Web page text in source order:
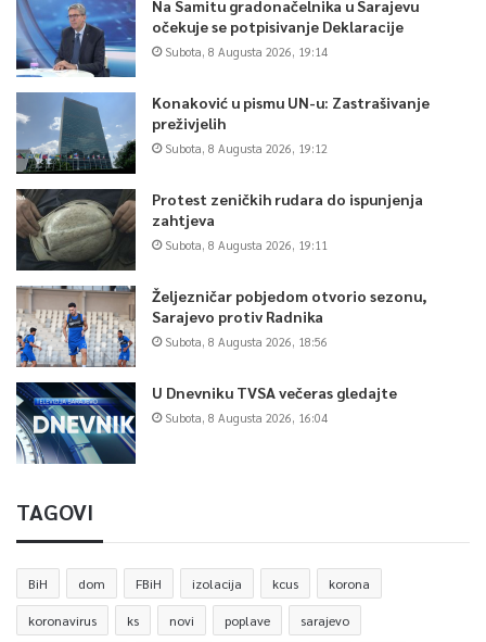
Na Samitu gradonačelnika u Sarajevu
očekuje se potpisivanje Deklaracije
Subota, 8 Augusta 2026, 19:14
Konaković u pismu UN-u: Zastrašivanje
preživjelih
Subota, 8 Augusta 2026, 19:12
Protest zeničkih rudara do ispunjenja
zahtjeva
Subota, 8 Augusta 2026, 19:11
Željezničar pobjedom otvorio sezonu,
Sarajevo protiv Radnika
Subota, 8 Augusta 2026, 18:56
U Dnevniku TVSA večeras gledajte
Subota, 8 Augusta 2026, 16:04
TAGOVI
BiH dom FBiH izolacija kcus korona
koronavirus ks novi poplave sarajevo